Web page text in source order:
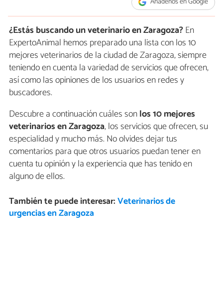
¿Estás buscando un veterinario en Zaragoza?En
ExpertoAnimal hemos preparado una lista con los 10
mejores veterinarios de la ciudad de Zaragoza, siempre
teniendo en cuenta la variedad de servicios que ofrecen,
así como las opiniones de los usuarios en redes y
buscadores.
Descubre a continuación cuáles sonlos 10 mejores
veterinarios en Zaragoza, los servicios que ofrecen, su
especialidad y mucho más. No olvides dejar tus
comentarios para que otros usuarios puedan tener en
cuenta tu opinión y la experiencia que has tenido en
alguno de ellos.
También te puede interesar:Veterinarios de
urgencias en Zaragoza